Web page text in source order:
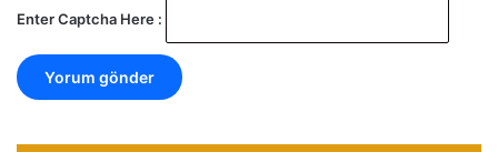
Enter Captcha Here :